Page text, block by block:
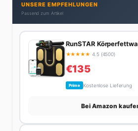
aus der Promi-Welt aufspürt
Lifestyle-Empfehlungen
ihn beim Wandern in den
mit Freunden oder auf der
perfekten Espresso. Sein Motto:
UNSERE EMPFEHLUNGEN
Passend zum Artikel
RunSTAR
★★★★★ 4.5 (4500)
€135
Prime Kostenlose Lieferung
Bei Amazon